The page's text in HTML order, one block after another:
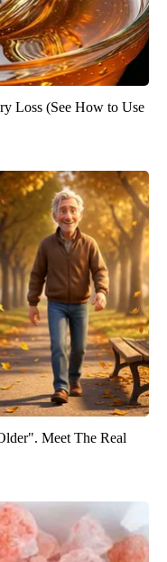
Loss (See How to Use
Meet The Real